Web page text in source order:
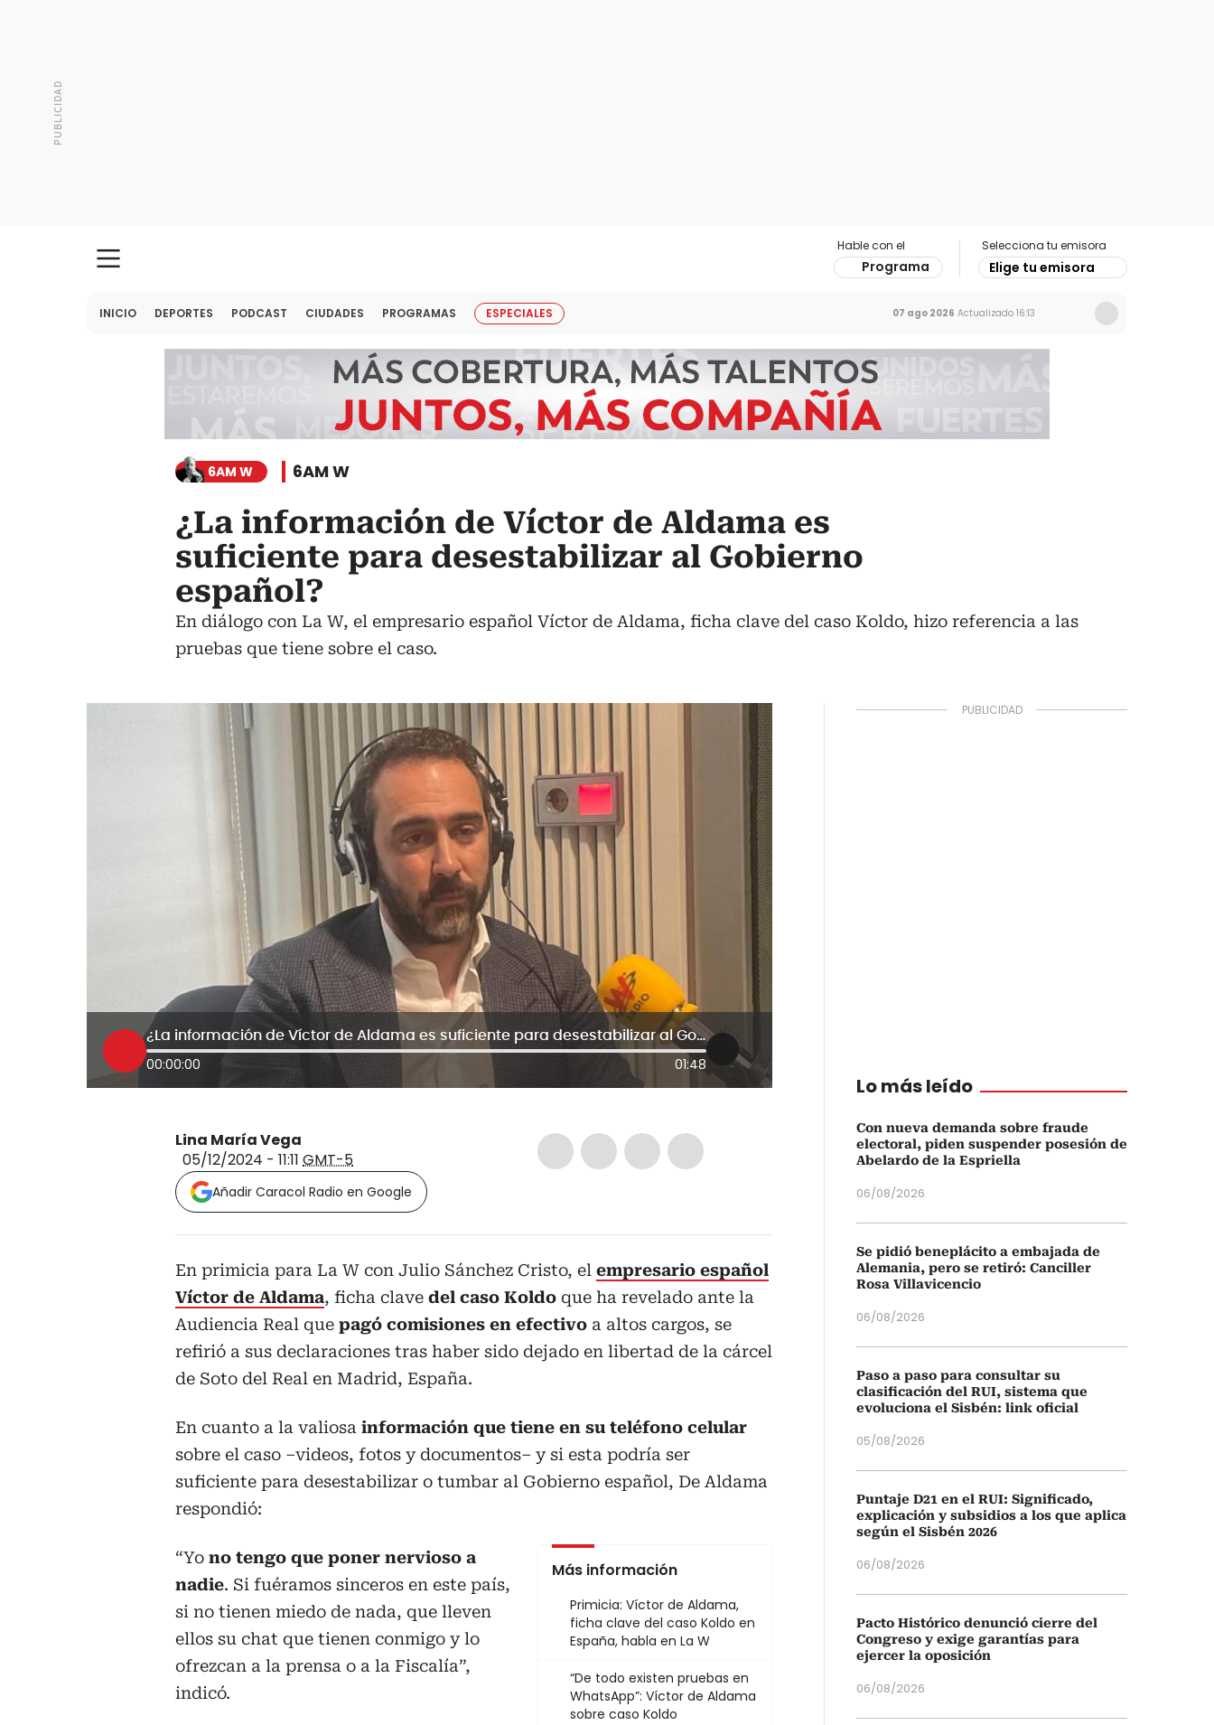
Hable con el
Programa
Selecciona tu emisora
Elige tu emisora
INICIO DEPORTES PODCAST CIUDADES PROGRAMAS ESPECIALES 07 ago 2026 Actualizado 16:13
6AM W 6AM W
¿La información de Víctor de Aldama es
suficiente para desestabilizar al Gobierno
español?
En diálogo con La W, el empresario español Víctor de Aldama, ficha clave del caso Koldo, hizo referencia a las
pruebas que tiene sobre el caso.
¿La información de Víctor de Aldama es suficiente para desestabilizar al Gobierno español?
00:00:00 01:48
Lina María Vega
05/12/2024 - 11:11 GMT-5
Añadir Caracol Radio en Google
En primicia para La W con Julio Sánchez Cristo, el empresario español
Víctor de Aldama, ficha clave del caso Koldo que ha revelado ante la
Audiencia Real que pagó comisiones en efectivo a altos cargos, se
refirió a sus declaraciones tras haber sido dejado en libertad de la cárcel
de Soto del Real en Madrid, España.
En cuanto a la valiosa información que tiene en su teléfono celular
sobre el caso –videos, fotos y documentos– y si esta podría ser
suficiente para desestabilizar o tumbar al Gobierno español, De Aldama
respondió:
Más información
Primicia: Víctor de Aldama,
ficha clave del caso Koldo en
España, habla en La W
“De todo existen pruebas en
WhatsApp”: Víctor de Aldama
sobre caso Koldo
“Yo no tengo que poner nervioso a
nadie. Si fuéramos sinceros en este país,
si no tienen miedo de nada, que lleven
ellos su chat que tienen conmigo y lo
ofrezcan a la prensa o a la Fiscalía”,
indicó.
Lo más leído
Con nueva demanda sobre fraude
electoral, piden suspender posesión de
Abelardo de la Espriella
06/08/2026
Se pidió beneplácito a embajada de
Alemania, pero se retiró: Canciller
Rosa Villavicencio
06/08/2026
Paso a paso para consultar su
clasificación del RUI, sistema que
evoluciona el Sisbén: link oficial
05/08/2026
Puntaje D21 en el RUI: Significado,
explicación y subsidios a los que aplica
según el Sisbén 2026
06/08/2026
Pacto Histórico denunció cierre del
Congreso y exige garantías para
ejercer la oposición
06/08/2026